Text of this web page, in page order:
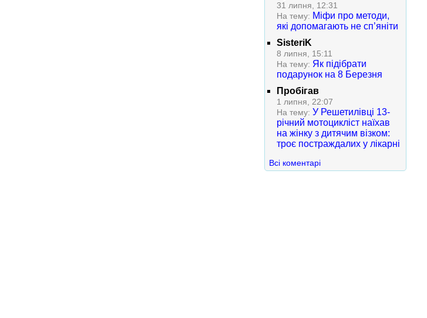
31 липня, 12:31
На тему: Міфи про методи,
які допомагають не сп’яніти
SisteriK
8 липня, 15:11
На тему: Як підібрати
подарунок на 8 Березня
Пробігав
1 липня, 22:07
На тему: У Решетилівці 13-
річний мотоцикліст наїхав
на жінку з дитячим візком:
троє постраждалих у лікарні
Всі коментарі